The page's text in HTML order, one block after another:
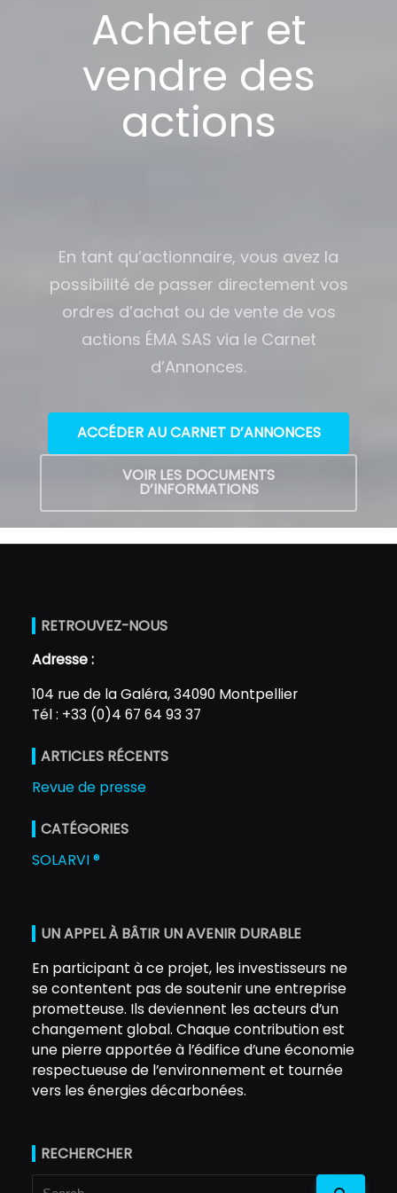
Acheter et
vendre des
actions
En tant qu’actionnaire, vous avez la
possibilité de passer directement vos
ordres d’achat ou de vente de vos
actions ÉMA SAS via le Carnet
d’Annonces.
ACCÉDER AU CARNET D’ANNONCES
VOIR LES DOCUMENTS
D’INFORMATIONS
RETROUVEZ-NOUS
Adresse :
104 rue de la Galéra, 34090 Montpellier
Tél : +33 (0)4 67 64 93 37
ARTICLES RÉCENTS
Revue de presse
CATÉGORIES
SOLARVI ®
UN APPEL À BÂTIR UN AVENIR DURABLE
En participant à ce projet, les investisseurs ne
se contentent pas de soutenir une entreprise
prometteuse. Ils deviennent les acteurs d’un
changement global. Chaque contribution est
une pierre apportée à l’édifice d’une économie
respectueuse de l’environnement et tournée
vers les énergies décarbonées.
RECHERCHER
Search